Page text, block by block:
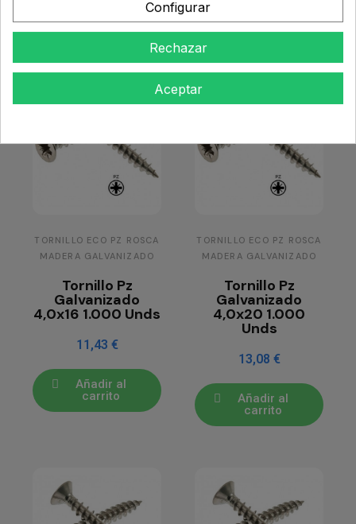
TORNILLO ECO PZ ROSCA
MADERA GALVANIZADO
Tornillo Pz
Galvanizado
4,0x16 1.000 Unds
11,43 €
Añadir al
carrito
TORNILLO ECO PZ ROSCA
MADERA GALVANIZADO
Tornillo Pz
Galvanizado
4,0x20 1.000
Unds
13,08 €
Añadir al
carrito
Configurar
Rechazar
Aceptar